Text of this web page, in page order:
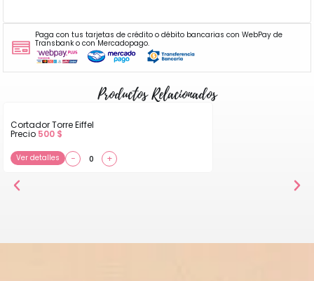
Paga con tus tarjetas de crédito o débito bancarias con WebPay de
Transbank o con Mercadopago.
Productos Relacionados
Cortador Torre Eiffel
Precio 500 $
Ver detalles − +